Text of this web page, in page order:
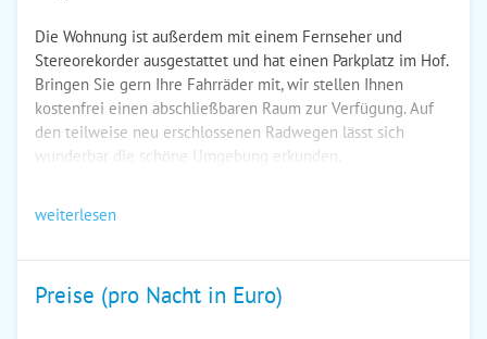
Die Wohnung ist außerdem mit einem Fernseher und
Stereorekorder ausgestattet und hat einen Parkplatz im Hof.
Bringen Sie gern Ihre Fahrräder mit, wir stellen Ihnen
kostenfrei einen abschließbaren Raum zur Verfügung. Auf
den teilweise neu erschlossenen Radwegen lässt sich
wunderbar die schöne Umgebung erkunden.
weiterlesen
Preise (pro Nacht in Euro)